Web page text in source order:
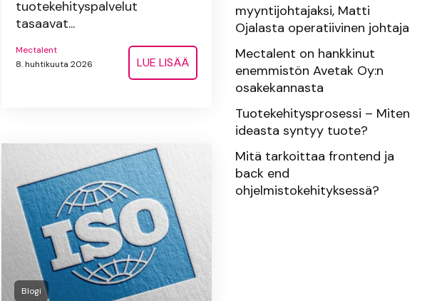
myyntijohtajaksi, Matti
Ojalasta operatiivinen johtaja
Mectalent on hankkinut
enemmistön Avetak Oy:n
osakekannasta
Tuotekehitysprosessi – Miten
ideasta syntyy tuote?
Mitä tarkoittaa frontend ja
back end
ohjelmistokehityksessä?
tuotekehityspalvelut
tasaavat...
Mectalent
8. huhtikuuta 2026
LUE LISÄÄ
Blogi